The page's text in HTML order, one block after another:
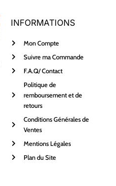
INFORMATIONS
Mon Compte
Suivre ma Commande
F.A.Q/ Contact
Politique de
remboursement et de
retours
Conditions Générales de
Ventes
Mentions Légales
Plan du Site